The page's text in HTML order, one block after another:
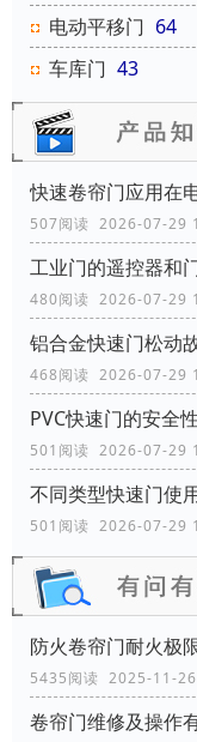
电动平移门 64
车库门 43
快速卷帘门应用在
507阅读 2026-07-29
工业门的遥控器和
480阅读 2026-07-29
铝合金快速门松动
468阅读 2026-07-29
PVC快速门的安全
501阅读 2026-07-29
不同类型快速门使
501阅读 2026-07-29
防火卷帘门耐火极
5435阅读 2025-11-
卷帘门维修及操作